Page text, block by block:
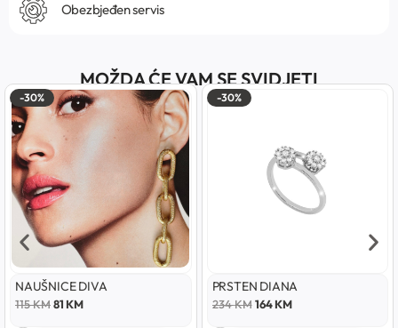
Obezbjeđen servis
MOŽDA ĆE VAM SE SVIDJETI
-30%
NAUŠNICE DIVA
115KM81KM
-30%
PRSTEN DIANA
234KM 164KM